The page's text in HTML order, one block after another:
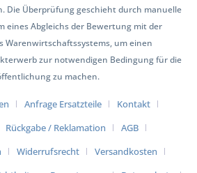
Die Überprüfung geschieht durch manuelle
eines Abgleichs der Bewertung mit der
Warenwirtschaftssystems, um einen
zur notwendigen Bedingung für die
zu machen.
Anfrage Ersatzteile
Kontakt
Rückgabe / Reklamation
AGB
Widerrufsrecht
Versandkosten